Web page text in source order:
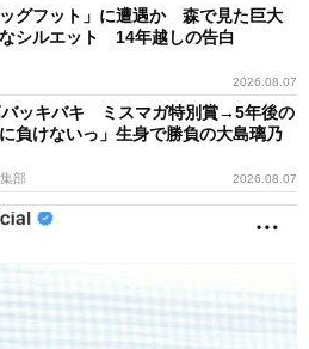
グフット」に遭遇か 森で見た巨大
シルエット 14年越しの告白
2026.08.07
バッキバキ ミスマガ特別賞→5年後の
負けないっ」生身で勝負の大島璃乃
部 2026.08.07